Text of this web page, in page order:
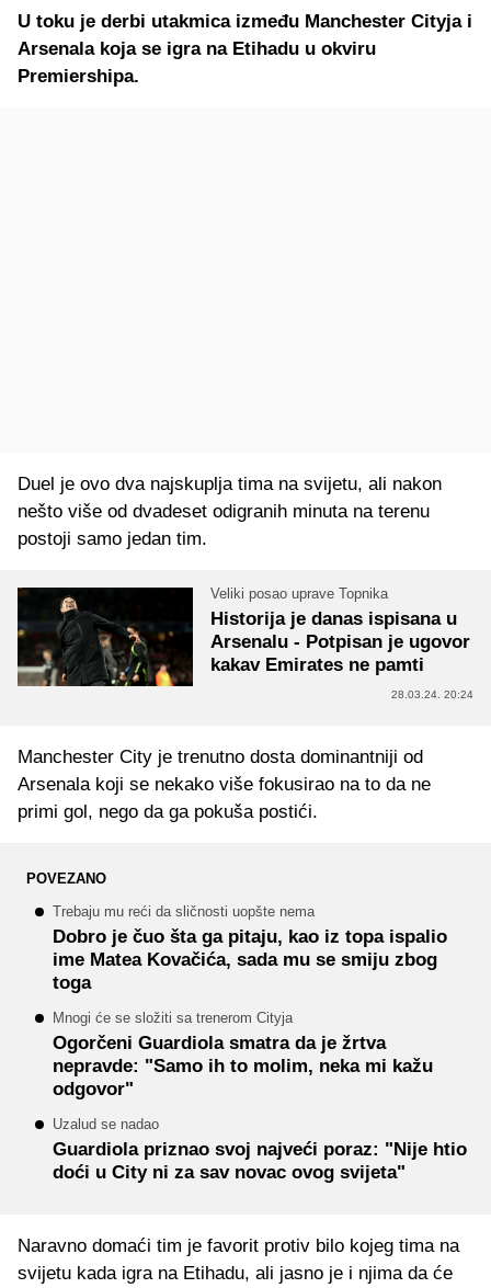
U toku je derbi utakmica između Manchester Cityja i
Arsenala koja se igra na Etihadu u okviru
Premiershipa.
Duel je ovo dva najskuplja tima na svijetu, ali nakon
nešto više od dvadeset odigranih minuta na terenu
postoji samo jedan tim.
Veliki posao uprave Topnika
Historija je danas ispisana u
Arsenalu - Potpisan je ugovor
kakav Emirates ne pamti
28.03.24. 20:24
Manchester City je trenutno dosta dominantniji od
Arsenala koji se nekako više fokusirao na to da ne
primi gol, nego da ga pokuša postići.
POVEZANO
Trebaju mu reći da sličnosti uopšte nema
Dobro je čuo šta ga pitaju, kao iz topa ispalio
ime Matea Kovačića, sada mu se smiju zbog
toga
Mnogi će se složiti sa trenerom Cityja
Ogorčeni Guardiola smatra da je žrtva
nepravde: "Samo ih to molim, neka mi kažu
odgovor"
Uzalud se nadao
Guardiola priznao svoj najveći poraz: "Nije htio
doći u City ni za sav novac ovog svijeta"
Naravno domaći tim je favorit protiv bilo kojeg tima na
svijetu kada igra na Etihadu, ali jasno je i njima da će